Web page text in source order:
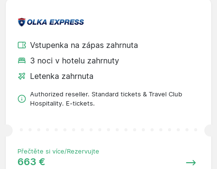
Vstupenka na zápas zahrnuta
3 noci v hotelu zahrnuty
Letenka zahrnuta
Authorized reseller. Standard tickets & Travel Club
Hospitality. E-tickets.
Přečtěte si více/Rezervujte
663 €